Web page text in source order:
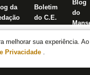
melhorar sua experiência.
Privacidade .
da
Boletim
do C.E.
Blog
do